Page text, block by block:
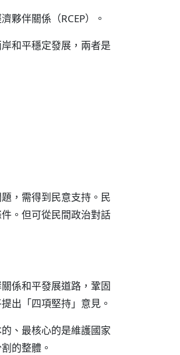
夥伴關係（RCEP）。
和平穩定發展，兩者是
，需得到民意支持。民
。但可從民間政治對話
係和平發展道路，鞏固
出「四項堅持」意見。
、最核心的是維護國家
的整體。